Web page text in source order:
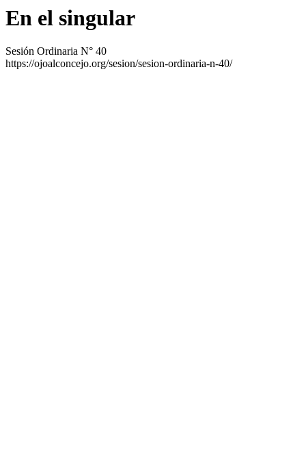
En el singular
Sesión Ordinaria N° 40
https://ojoalconcejo.org/sesion/sesion-ordinaria-n-40/